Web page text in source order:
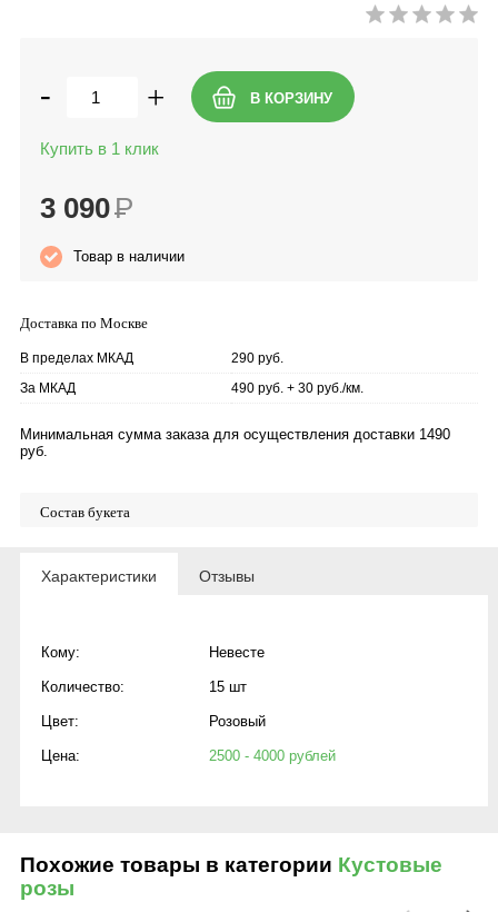
- +
Купить в 1 клик
3 090Р
Товар в наличии
Доставка по Москве
В пределах МКАД
290 руб.
За МКАД
490 руб. + 30 руб./км.
Минимальная сумма заказа для осуществления доставки 1490
руб.
Состав букета
Характеристики Отзывы
Кому: Невесте
Количество: 15 шт
Цвет: Розовый
Цена: 2500 - 4000 рублей
Похожие товары в категории Кустовые
розы